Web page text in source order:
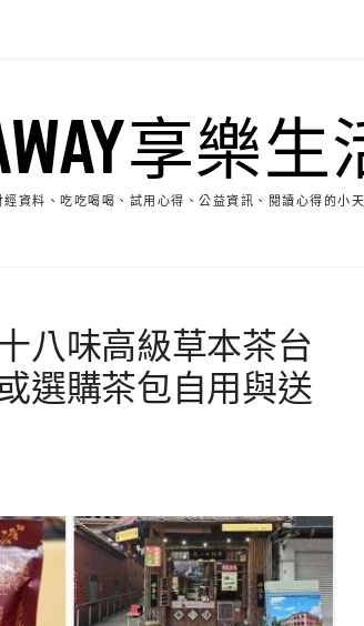
享樂生
資料、吃吃喝喝、試用心得、公益資訊、閱讀心得的小
八味高級草本茶台
選購茶包自用與送